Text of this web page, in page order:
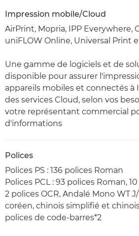
Impression mobile/Cloud
AirPrint, Mopria, IPP Everywhere,
uniFLOW Online, Universal Print
Une gamme de logiciels et de
disponible pour assurer
appareils mobiles et connectés
des services Cloud, selon vos
votre représentant commercial
d'informations
Polices
Polices PS : 136 polices Roman
Polices PCL : 93 polices Roman,
2 polices OCR, Andalé Mono WT
coréen, chinois simplifié et
polices de code-barres*2